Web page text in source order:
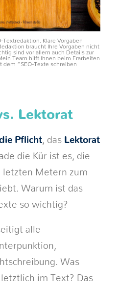
Textredaktion. Klare Vorgaben
braucht Ihre Vorgaben nicht
sind vor allem auch Details zur
Team hilft Ihnen beim Erarbeiten
dem “SEO-Texte schreiben
Lektorat
Pflicht, das Lektorat
die Kür ist es, die
letzten Metern zum
Warum ist das
so wichtig?
alle
Was
im Text? Das